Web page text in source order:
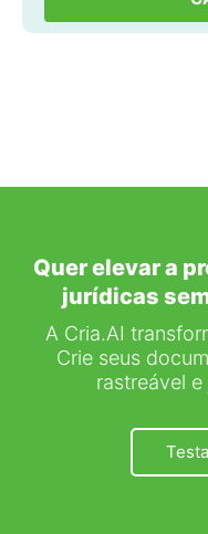
Quer elevar a
jurídicas
A Cria.AI
Crie seus
rastreável